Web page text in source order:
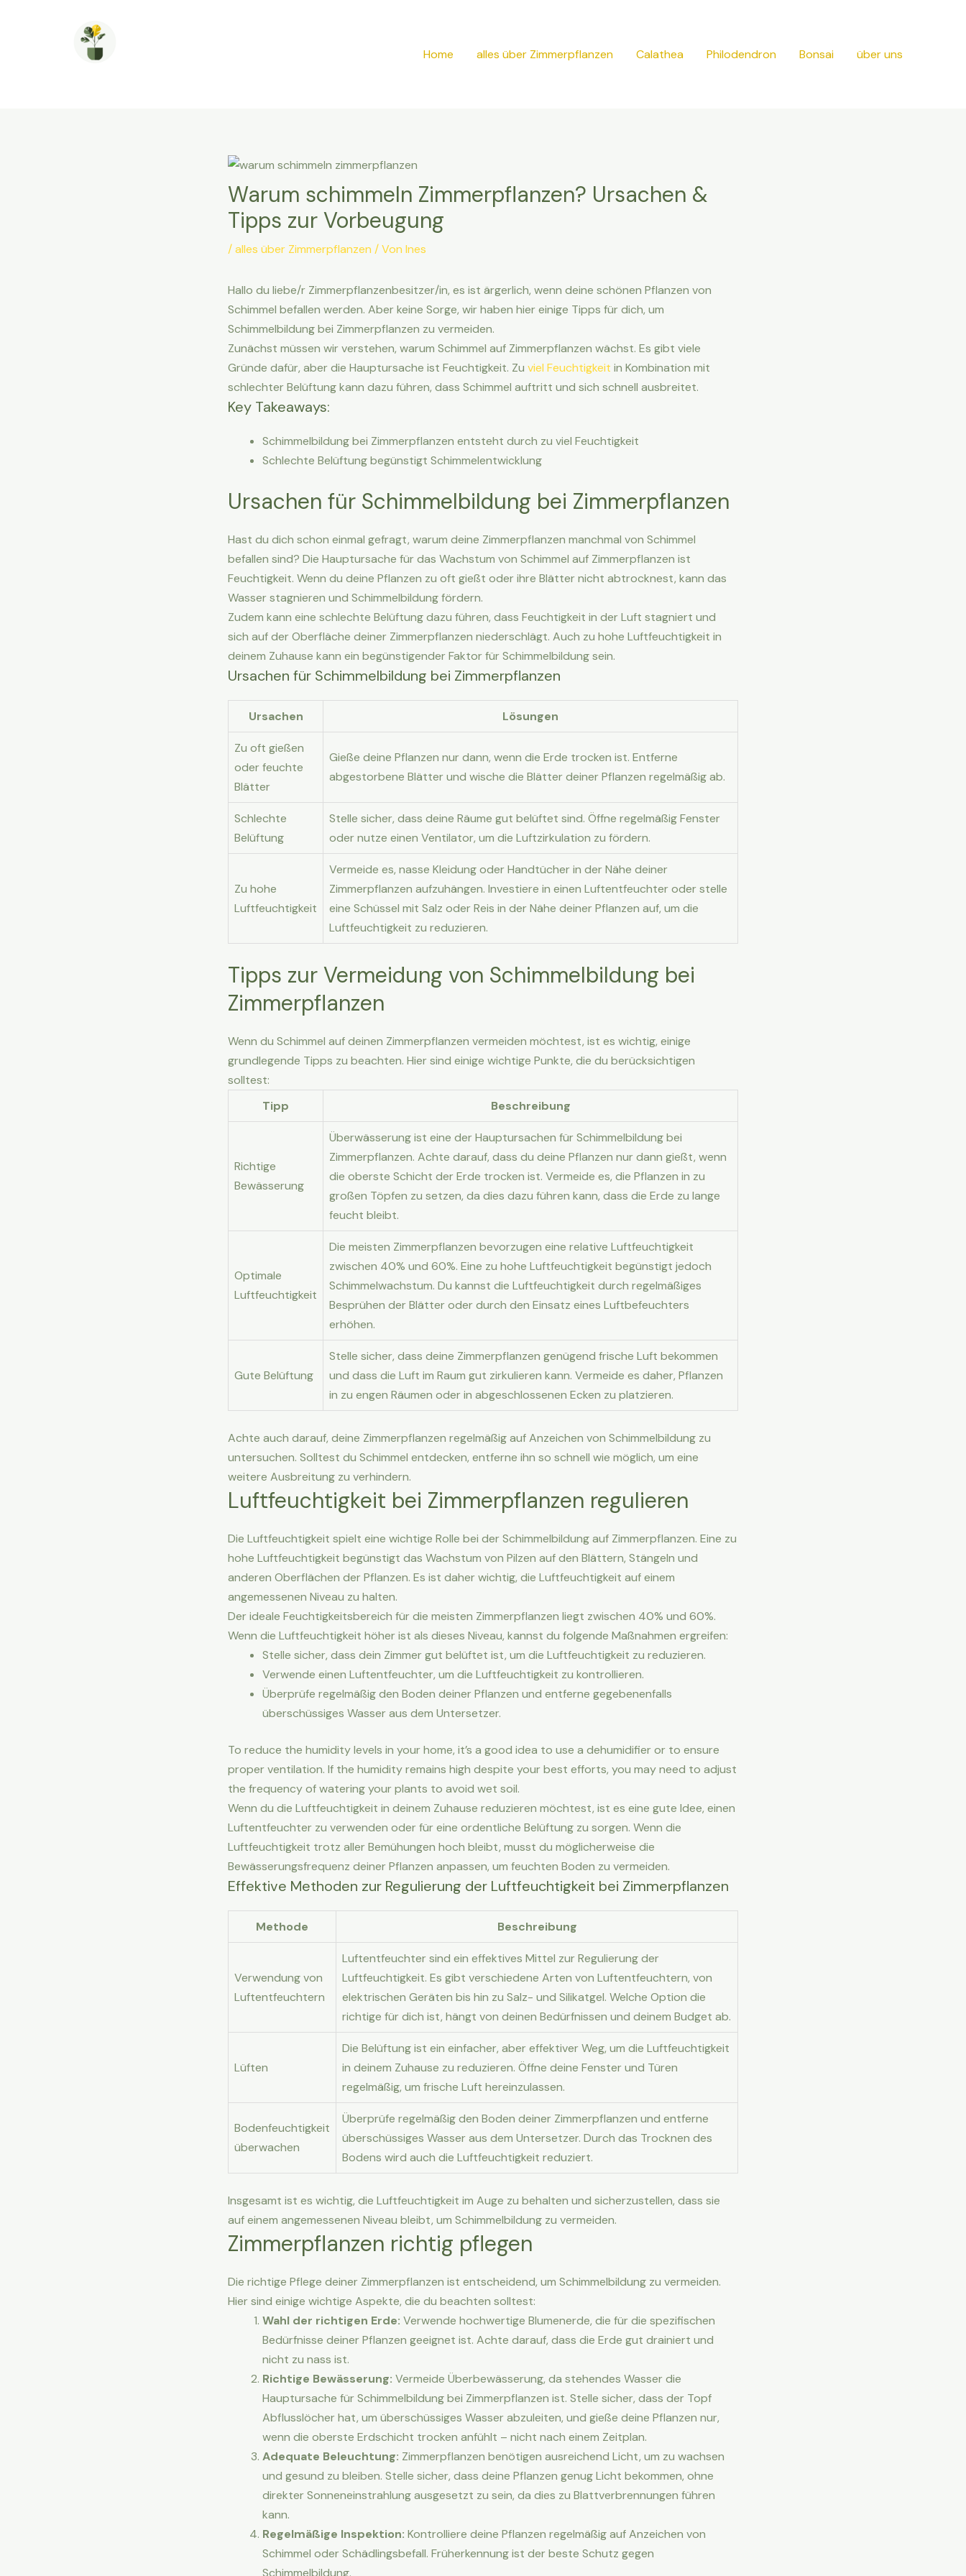
Home alles über Zimmerpflanzen Calathea Philodendron Bonsai über uns
Warum schimmeln Zimmerpflanzen? Ursachen &
Tipps zur Vorbeugung
/alles über Zimmerpflanzen / Von Ines
Hallo du liebe/r Zimmerpflanzenbesitzer/in, es ist ärgerlich, wenn deine schönen Pflanzen von
Schimmel befallen werden. Aber keine Sorge, wir haben hier einige Tipps für dich, um
Schimmelbildung bei Zimmerpflanzen zu vermeiden.
Zunächst müssen wir verstehen, warum Schimmel auf Zimmerpflanzen wächst. Es gibt viele
Gründe dafür, aber die Hauptursache ist Feuchtigkeit. Zu viel Feuchtigkeit in Kombination mit
schlechter Belüftung kann dazu führen, dass Schimmel auftritt und sich schnell ausbreitet.
Key Takeaways:
Schimmelbildung bei Zimmerpflanzen entsteht durch zu viel Feuchtigkeit
Schlechte Belüftung begünstigt Schimmelentwicklung
Ursachen für Schimmelbildung bei Zimmerpflanzen
Hast du dich schon einmal gefragt, warum deine Zimmerpflanzen manchmal von Schimmel
befallen sind? Die Hauptursache für das Wachstum von Schimmel auf Zimmerpflanzen ist
Feuchtigkeit. Wenn du deine Pflanzen zu oft gießt oder ihre Blätter nicht abtrocknest, kann das
Wasser stagnieren und Schimmelbildung fördern.
Zudem kann eine schlechte Belüftung dazu führen, dass Feuchtigkeit in der Luft stagniert und
sich auf der Oberfläche deiner Zimmerpflanzen niederschlägt. Auch zu hohe Luftfeuchtigkeit in
deinem Zuhause kann ein begünstigender Faktor für Schimmelbildung sein.
Ursachen für Schimmelbildung bei Zimmerpflanzen
Ursachen Lösungen
Zu oft gießen
oder feuchte
Blätter
Gieße deine Pflanzen nur dann, wenn die Erde trocken ist. Entferne
abgestorbene Blätter und wische die Blätter deiner Pflanzen regelmäßig ab.
Schlechte
Belüftung
Stelle sicher, dass deine Räume gut belüftet sind. Öffne regelmäßig Fenster
oder nutze einen Ventilator, um die Luftzirkulation zu fördern.
Zu hohe
Luftfeuchtigkeit
Vermeide es, nasse Kleidung oder Handtücher in der Nähe deiner
Zimmerpflanzen aufzuhängen. Investiere in einen Luftentfeuchter oder stelle
eine Schüssel mit Salz oder Reis in der Nähe deiner Pflanzen auf, um die
Luftfeuchtigkeit zu reduzieren.
Tipps zur Vermeidung von Schimmelbildung bei
Zimmerpflanzen
Wenn du Schimmel auf deinen Zimmerpflanzen vermeiden möchtest, ist es wichtig, einige
grundlegende Tipps zu beachten. Hier sind einige wichtige Punkte, die du berücksichtigen
solltest:
Tipp
Beschreibung
Richtige
Bewässerung
Überwässerung ist eine der Hauptursachen für Schimmelbildung bei
Zimmerpflanzen. Achte darauf, dass du deine Pflanzen nur dann gießt, wenn
die oberste Schicht der Erde trocken ist. Vermeide es, die Pflanzen in zu
großen Töpfen zu setzen, da dies dazu führen kann, dass die Erde zu lange
feucht bleibt.
Optimale
Luftfeuchtigkeit
Die meisten Zimmerpflanzen bevorzugen eine relative Luftfeuchtigkeit
zwischen 40% und 60%. Eine zu hohe Luftfeuchtigkeit begünstigt jedoch
Schimmelwachstum. Du kannst die Luftfeuchtigkeit durch regelmäßiges
Besprühen der Blätter oder durch den Einsatz eines Luftbefeuchters
erhöhen.
Gute Belüftung
Stelle sicher, dass deine Zimmerpflanzen genügend frische Luft bekommen
und dass die Luft im Raum gut zirkulieren kann. Vermeide es daher, Pflanzen
in zu engen Räumen oder in abgeschlossenen Ecken zu platzieren.
Achte auch darauf, deine Zimmerpflanzen regelmäßig auf Anzeichen von Schimmelbildung zu
untersuchen. Solltest du Schimmel entdecken, entferne ihn so schnell wie möglich, um eine
weitere Ausbreitung zu verhindern.
Luftfeuchtigkeit bei Zimmerpflanzen regulieren
Die Luftfeuchtigkeit spielt eine wichtige Rolle bei der Schimmelbildung auf Zimmerpflanzen. Eine zu
hohe Luftfeuchtigkeit begünstigt das Wachstum von Pilzen auf den Blättern, Stängeln und
anderen Oberflächen der Pflanzen. Es ist daher wichtig, die Luftfeuchtigkeit auf einem
angemessenen Niveau zu halten.
Der ideale Feuchtigkeitsbereich für die meisten Zimmerpflanzen liegt zwischen 40% und 60%.
Wenn die Luftfeuchtigkeit höher ist als dieses Niveau, kannst du folgende Maßnahmen ergreifen:
Stelle sicher, dass dein Zimmer gut belüftet ist, um die Luftfeuchtigkeit zu reduzieren.
Verwende einen Luftentfeuchter, um die Luftfeuchtigkeit zu kontrollieren.
Überprüfe regelmäßig den Boden deiner Pflanzen und entferne gegebenenfalls
überschüssiges Wasser aus dem Untersetzer.
To reduce the humidity levels in your home, it’s a good idea to use a dehumidifier or to ensure
proper ventilation. If the humidity remains high despite your best efforts, you may need to adjust
the frequency of watering your plants to avoid wet soil.
Wenn du die Luftfeuchtigkeit in deinem Zuhause reduzieren möchtest, ist es eine gute Idee, einen
Luftentfeuchter zu verwenden oder für eine ordentliche Belüftung zu sorgen. Wenn die
Luftfeuchtigkeit trotz aller Bemühungen hoch bleibt, musst du möglicherweise die
Bewässerungsfrequenz deiner Pflanzen anpassen, um feuchten Boden zu vermeiden.
Effektive Methoden zur Regulierung der Luftfeuchtigkeit bei Zimmerpflanzen
Methode Beschreibung
Verwendung von
Luftentfeuchtern
Luftentfeuchter sind ein effektives Mittel zur Regulierung der
Luftfeuchtigkeit. Es gibt verschiedene Arten von Luftentfeuchtern, von
elektrischen Geräten bis hin zu Salz- und Silikatgel. Welche Option die
richtige für dich ist, hängt von deinen Bedürfnissen und deinem Budget ab.
Lüften
Die Belüftung ist ein einfacher, aber effektiver Weg, um die Luftfeuchtigkeit
in deinem Zuhause zu reduzieren. Öffne deine Fenster und Türen
regelmäßig, um frische Luft hereinzulassen.
Bodenfeuchtigkeit
überwachen
Überprüfe regelmäßig den Boden deiner Zimmerpflanzen und entferne
überschüssiges Wasser aus dem Untersetzer. Durch das Trocknen des
Bodens wird auch die Luftfeuchtigkeit reduziert.
Insgesamt ist es wichtig, die Luftfeuchtigkeit im Auge zu behalten und sicherzustellen, dass sie
auf einem angemessenen Niveau bleibt, um Schimmelbildung zu vermeiden.
Zimmerpflanzen richtig pflegen
Die richtige Pflege deiner Zimmerpflanzen ist entscheidend, um Schimmelbildung zu vermeiden.
Hier sind einige wichtige Aspekte, die du beachten solltest:
Wahl der richtigen Erde: Verwende hochwertige Blumenerde, die für die spezifischen
Bedürfnisse deiner Pflanzen geeignet ist. Achte darauf, dass die Erde gut drainiert und
nicht zu nass ist.
Richtige Bewässerung: Vermeide Überbewässerung, da stehendes Wasser die
Hauptursache für Schimmelbildung bei Zimmerpflanzen ist. Stelle sicher, dass der Topf
Abflusslöcher hat, um überschüssiges Wasser abzuleiten, und gieße deine Pflanzen nur,
wenn die oberste Erdschicht trocken anfühlt – nicht nach einem Zeitplan.
Adequate Beleuchtung: Zimmerpflanzen benötigen ausreichend Licht, um zu wachsen
und gesund zu bleiben. Stelle sicher, dass deine Pflanzen genug Licht bekommen, ohne
direkter Sonneneinstrahlung ausgesetzt zu sein, da dies zu Blattverbrennungen führen
kann.
Regelmäßige Inspektion: Kontrolliere deine Pflanzen regelmäßig auf Anzeichen von
Schimmel oder Schädlingsbefall. Früherkennung ist der beste Schutz gegen